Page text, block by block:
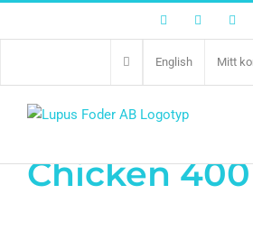
FacebookTwitter
English Mitt
PF 65%
Chicken